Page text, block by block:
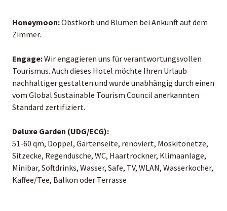
Honeymoon:Obstkorb und Blumen bei Ankunft auf dem
Zimmer.
Engage:Wir engagieren uns für verantwortungsvollen
Tourismus. Auch dieses Hotel möchte Ihren Urlaub
nachhaltiger gestalten und wurde unabhängig durch einen
vom Global Sustainable Tourism Council anerkannten
Standard zertifiziert.
Deluxe Garden (UDG/ECG):
51-60 qm, Doppel, Gartenseite, renoviert, Moskitonetze,
Sitzecke, Regendusche, WC, Haartrockner, Klimaanlage,
Minibar, Softdrinks, Wasser, Safe, TV, WLAN, Wasserkocher,
Kaffee/Tee, Balkon oder Terrasse